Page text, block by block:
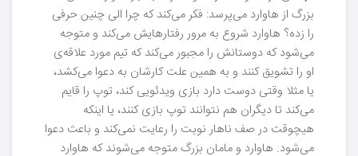
بزرگ از هاوارد می‌پرسد: فکر می‌کند که چرا الی چنین حرفی
را زده؟ هاوارد شروع به مرور رفتارهایش می‌کند و متوجه
می‌شود که دوستانش را مجبور می‌کند که تیم مورد علاقه‌ی
او را تشویق کنند و به همین علت کارشان به دعوا می‌کشد،
یا مثلا وقتی دوست دارد بازی ویدئویی کند، توپ را قایم
می‌کند تا دیگران هم نتوانند توپ بازی کنند، یا اینکه
هیچوقت در صف ناهار نوبت را رعایت نمی‌کند و باعث دعوا
می‌شود. هاوارد و مامان بزرگ متوجه می‌شوند که هاوارد